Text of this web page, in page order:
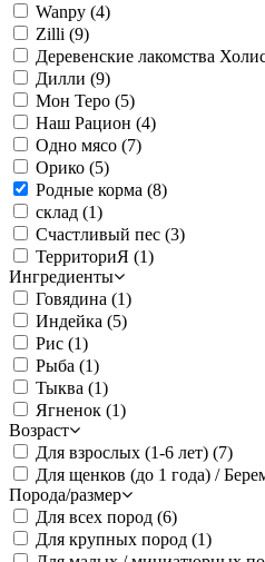
Wanpy (4)
Zilli (9)
Деревенские лакомства
Дилли (9)
Мон Теро (5)
Наш Рацион (4)
Одно мясо (7)
Орико (5)
Родные корма (8)
склад (1)
Счастливый пес (3)
ТерриториЯ (1)
Ингредиенты
Говядина (1)
Индейка (5)
Рис (1)
Рыба (1)
Тыква (1)
Ягненок (1)
Возраст
Для взрослых (1-6 лет) (7)
Для щенков (до 1 года) /
Порода/размер
Для всех пород (6)
Для крупных пород (1)